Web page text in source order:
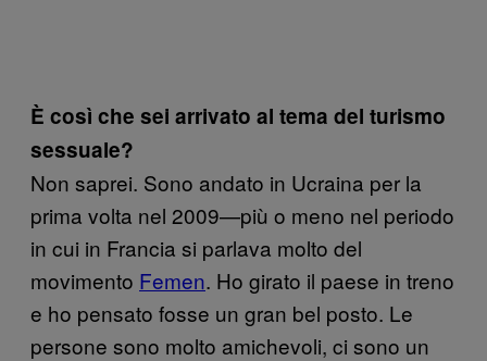
È così che sei arrivato al tema del turismo
sessuale?
Non saprei. Sono andato in Ucraina per la
prima volta nel 2009—più o meno nel periodo
in cui in Francia si parlava molto del
movimento Femen. Ho girato il paese in treno
e ho pensato fosse un gran bel posto. Le
persone sono molto amichevoli, ci sono un